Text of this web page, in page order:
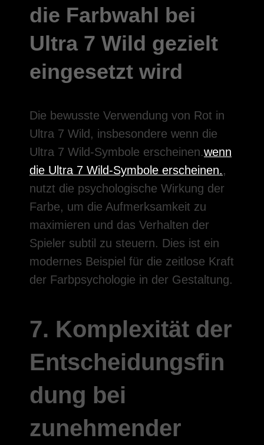
die Farbwahl bei
Ultra 7 Wild gezielt
eingesetzt wird
Die bewusste Verwendung von Rot in
Ultra 7 Wild, insbesondere wenn die
Ultra 7 Wild-Symbole erscheinen.wenn
die Ultra 7 Wild-Symbole erscheinen.,
nutzt die psychologische Wirkung der
Farbe, um die Aufmerksamkeit zu
maximieren und das Verhalten der
Spieler subtil zu steuern. Dies ist ein
modernes Beispiel für die zeitlose Kraft
der Farbpsychologie in der Gestaltung.
7. Komplexität der
Entscheidungsfin
dung bei
zunehmender